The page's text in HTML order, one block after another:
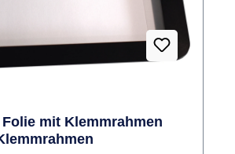
mit Klemmrahmen